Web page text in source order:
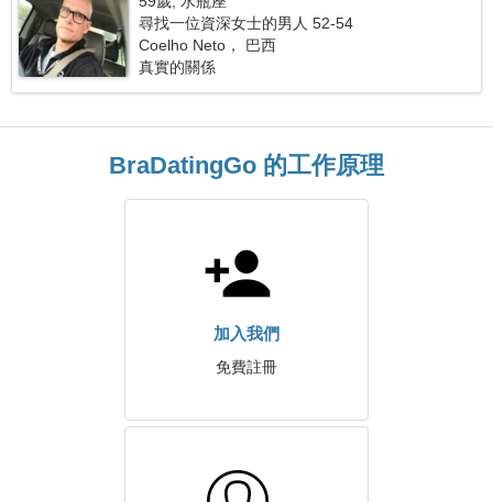
尋找一位資深女士的男人 52-54
Coelho Neto， 巴西
真實的關係
BraDatingGo 的工作原理
加入我們
免費註冊